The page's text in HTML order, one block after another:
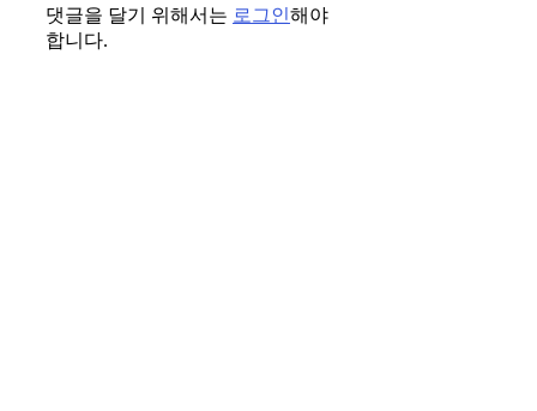
댓글을 달기 위해서는 로그인해야
합니다.